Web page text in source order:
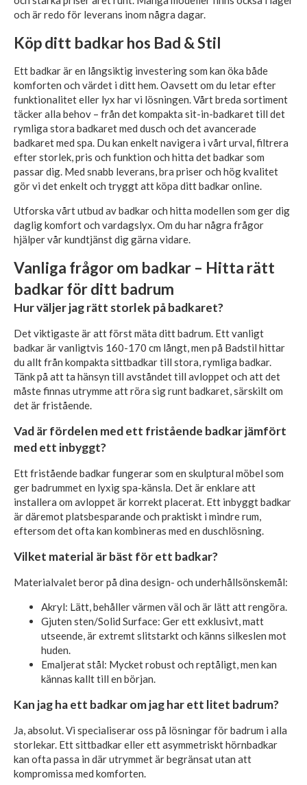
och är redo för leverans inom några dagar.
Köp ditt badkar hos Bad & Stil
Ett badkar är en långsiktig investering som kan öka både
komforten och värdet i ditt hem. Oavsett om du letar efter
funktionalitet eller lyx har vi lösningen. Vårt breda sortiment
täcker alla behov – från det kompakta sit-in-badkaret till det
rymliga stora badkaret med dusch och det avancerade
badkaret med spa. Du kan enkelt navigera i vårt urval, filtrera
efter storlek, pris och funktion och hitta det badkar som
passar dig. Med snabb leverans, bra priser och hög kvalitet
gör vi det enkelt och tryggt att köpa ditt badkar online.
Utforska vårt utbud av badkar och hitta modellen som ger dig
daglig komfort och vardagslyx. Om du har några frågor
hjälper vår kundtjänst dig gärna vidare.
Vanliga frågor om badkar – Hitta rätt
badkar för ditt badrum
Hur väljer jag rätt storlek på badkaret?
Det viktigaste är att först mäta ditt badrum. Ett vanligt
badkar är vanligtvis 160-170 cm långt, men på Badstil hittar
du allt från kompakta sittbadkar till stora, rymliga badkar.
Tänk på att ta hänsyn till avståndet till avloppet och att det
måste finnas utrymme att röra sig runt badkaret, särskilt om
det är fristående.
Vad är fördelen med ett fristående badkar jämfört
med ett inbyggt?
Ett fristående badkar fungerar som en skulptural möbel som
ger badrummet en lyxig spa-känsla. Det är enklare att
installera om avloppet är korrekt placerat. Ett inbyggt badkar
är däremot platsbesparande och praktiskt i mindre rum,
eftersom det ofta kan kombineras med en duschlösning.
Vilket material är bäst för ett badkar?
Materialvalet beror på dina design- och underhållsönskemål:
Akryl: Lätt, behåller värmen väl och är lätt att rengöra.
Gjuten sten/Solid Surface: Ger ett exklusivt, matt
utseende, är extremt slitstarkt och känns silkeslen mot
huden.
Emaljerat stål: Mycket robust och reptåligt, men kan
kännas kallt till en början.
Kan jag ha ett badkar om jag har ett litet badrum?
Ja, absolut. Vi specialiserar oss på lösningar för badrum i alla
storlekar. Ett sittbadkar eller ett asymmetriskt hörnbadkar
kan ofta passa in där utrymmet är begränsat utan att
kompromissa med komforten.